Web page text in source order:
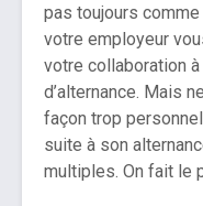
pas toujours
votre employeur
votre collaboration
d’alternance. Mais
façon trop
suite à son
multiples. On fait le